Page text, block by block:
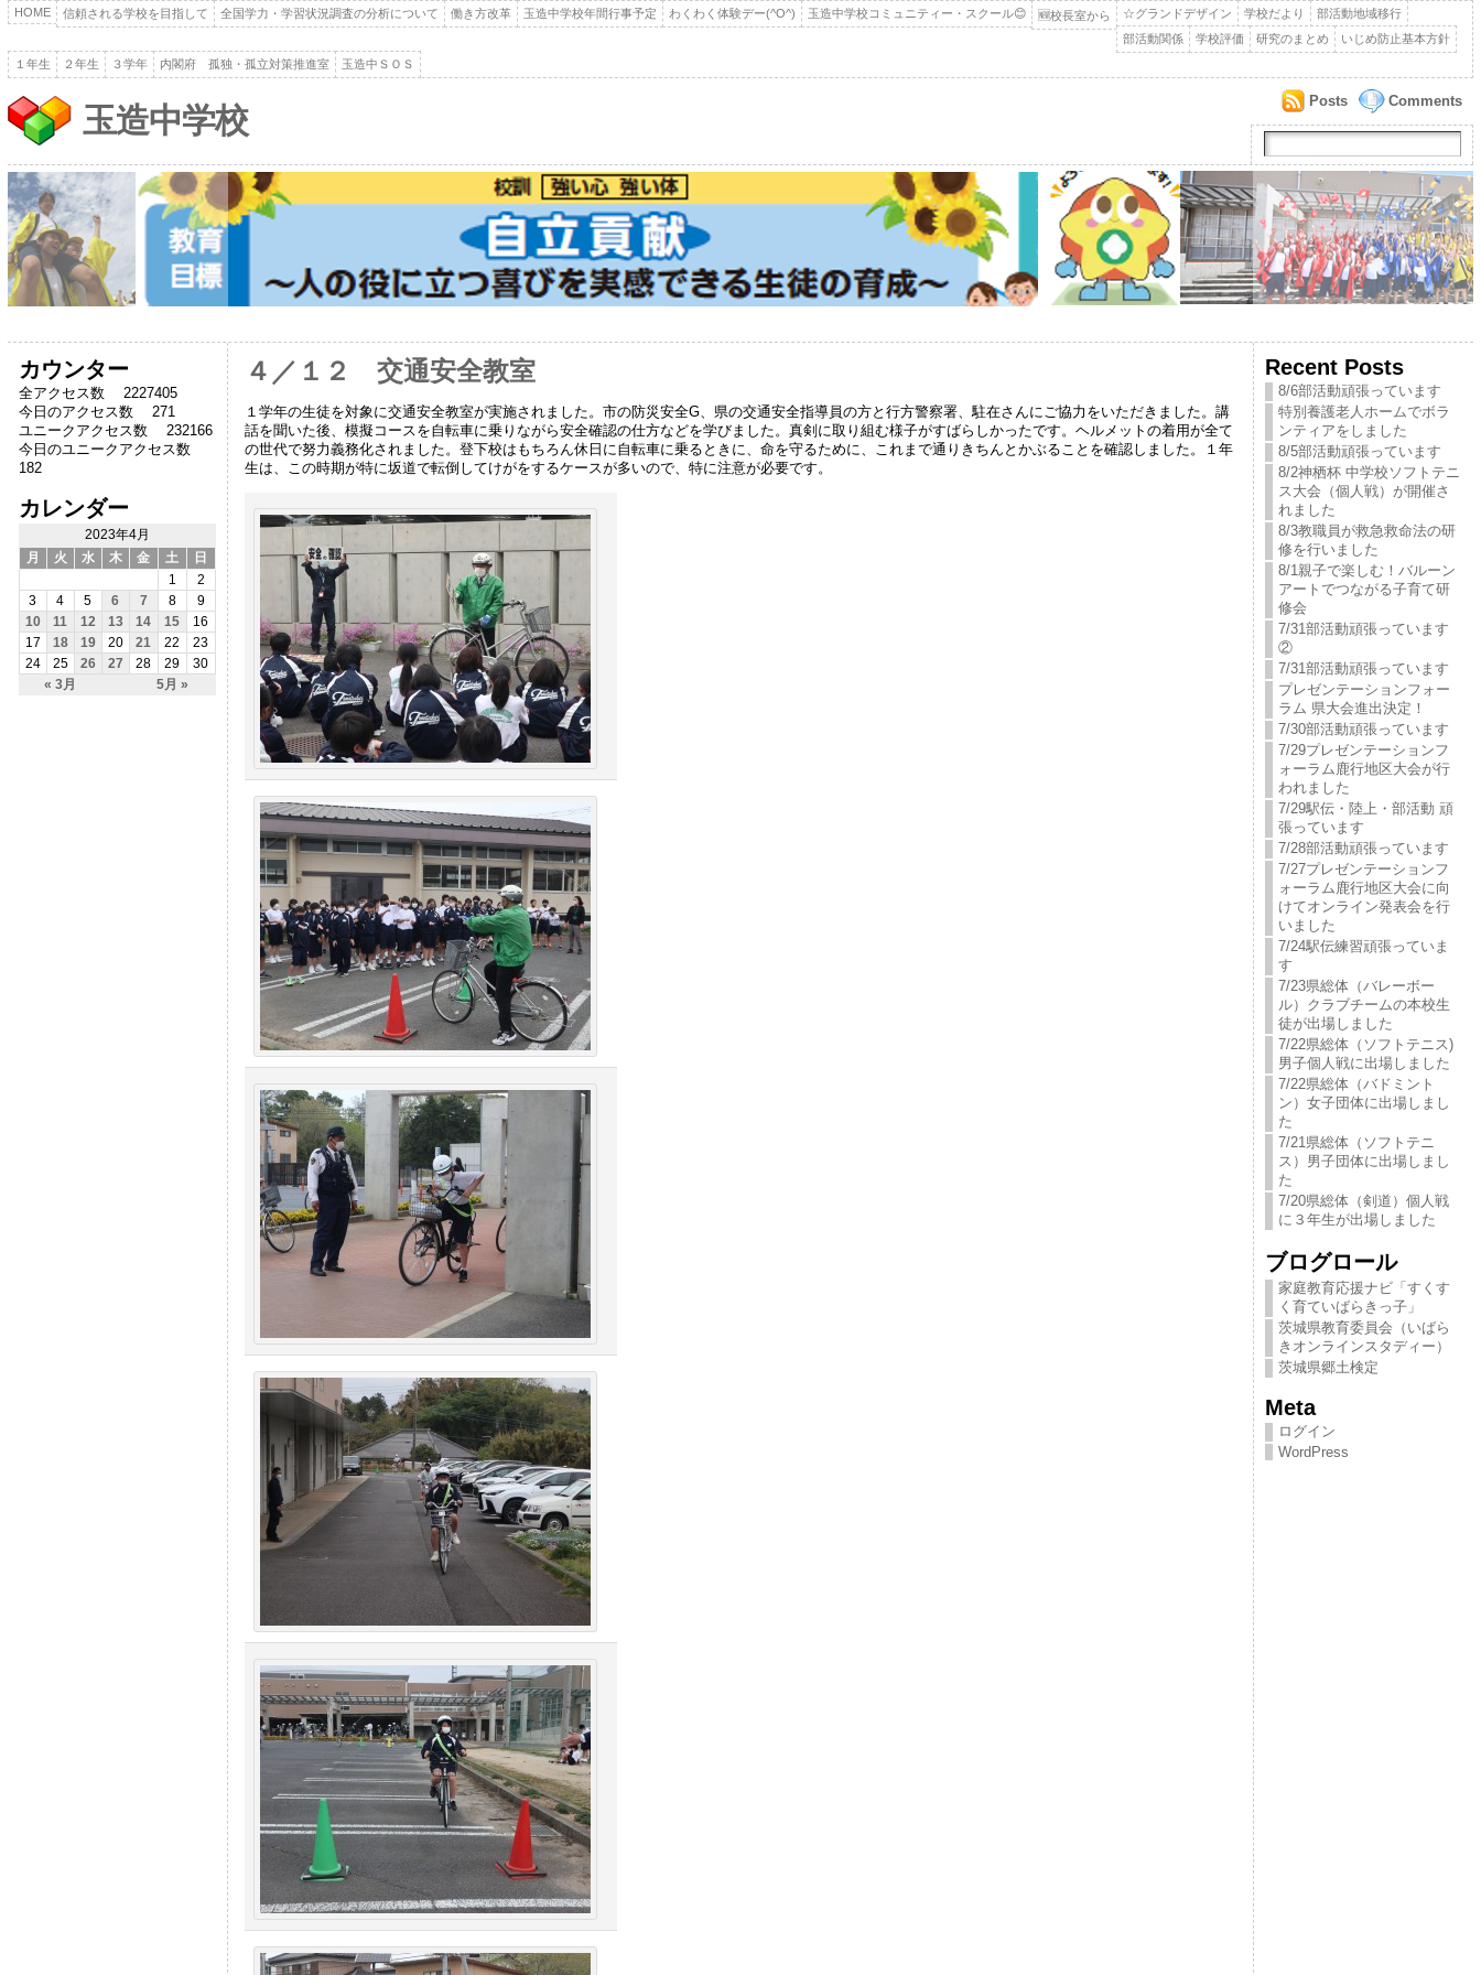
HOME 信頼される学校を目指して 全国学力・学習状況調査の分析について 働き方改革 玉造中学校年間行事予定 わくわく体験デー(^O^) 玉造中学校コミュニティー・スクール😊 🆕校長室から ☆グランドデザイン 学校だより
部活動地域移行
部活動関係
学校評価 研究のまとめ
いじめ防止基本方針
１年生
２年生 ３学年 内閣府 孤独・孤立対策推進室 玉造中ＳＯＳ
玉造中学校
Comments
Posts
カウンター
全アクセス数 2227405
今日のアクセス数 271
ユニークアクセス数 232166
今日のユニークアクセス数
182
カレンダー
2023年4月
月
火 水 木 金 土 日
« 3月 5月 »
1
2
3
4 5 6 7 8
9
10
11 12 13 14 15
16
17
18 19 20 21 22
23
24
25 26 27 28 29 30
４／１２ 交通安全教室
１学年の生徒を対象に交通安全教室が実施されました。市の防災安全G、県の交通安全指導員の方と行方警察署、駐在さんにご協力をいただきました。講
話を聞いた後、模擬コースを自転車に乗りながら安全確認の仕方などを学びました。真剣に取り組む様子がすばらしかったです。ヘルメットの着用が全て
の世代で努力義務化されました。登下校はもちろん休日に自転車に乗るときに、命を守るために、これまで通りきちんとかぶることを確認しました。１年
生は、この時期が特に坂道で転倒してけがをするケースが多いので、特に注意が必要です。
Recent Posts
8/6部活動頑張っています
特別養護老人ホームでボラ
ンティアをしました
8/5部活動頑張っています
8/2神栖杯 中学校ソフトテニ
ス大会（個人戦）が開催さ
れました
8/3教職員が救急救命法の研
修を行いました
8/1親子で楽しむ！バルーン
アートでつながる子育て研
修会
7/31部活動頑張っています
②
7/31部活動頑張っています
プレゼンテーションフォー
ラム 県大会進出決定！
7/30部活動頑張っています
7/29プレゼンテーションフ
ォーラム鹿行地区大会が行
われました
7/29駅伝・陸上・部活動 頑
張っています
7/28部活動頑張っています
7/27プレゼンテーションフ
ォーラム鹿行地区大会に向
けてオンライン発表会を行
いました
7/24駅伝練習頑張っていま
す
7/23県総体（バレーボー
ル）クラブチームの本校生
徒が出場しました
7/22県総体（ソフトテニス)
男子個人戦に出場しました
7/22県総体（バドミント
ン）女子団体に出場しまし
た
7/21県総体（ソフトテニ
ス）男子団体に出場しまし
た
7/20県総体（剣道）個人戦
に３年生が出場しました
ブログロール
家庭教育応援ナビ「すくす
く育ていばらきっ​子」
茨城県教育委員会（いばら
きオンラインスタディー）
茨城県郷土検定
Meta
ログイン
WordPress